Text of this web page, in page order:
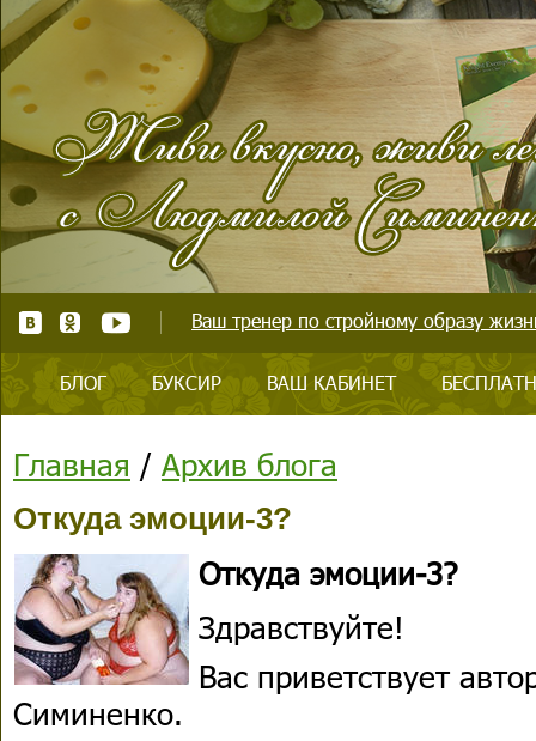
Ваш тренер по стройному образу
БЛОГ БУКСИР ВАШ КАБИНЕТ
Главная / Архив блога
Откуда эмоции-3?
Откуда эмоции-3?
Здравствуйте!
Вас приветствует
Симиненко.